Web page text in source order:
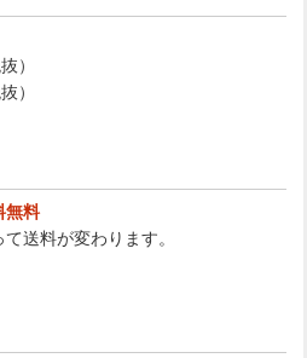
）
）
無料
送料が変わります。